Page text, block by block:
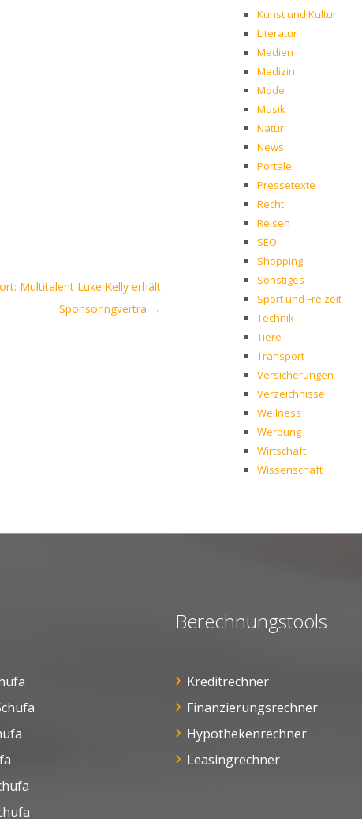
Multitalent Luke Kelly erhält
Sponsoringvertra →
Kunst und Kultur
Literatur
Medien
Medizin
Mode
Musik
Natur
News
Portale
Pressetexte
Recht
Reisen
SEO
Shopping
Sonstiges
Sport und Freizeit
Technik
Tiere
Transport
Versicherungen
Verzeichnisse
Wellness
Werbung
Wirtschaft
Wissenschaft
Berechnungstools
Kreditrechner
Finanzierungsrechner
Hypothekenrechner
Leasingrechner